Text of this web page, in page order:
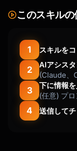
constructive
but its
Tell me:
right now?
このスキル
1 スキルを
2
AIアシス
(Claude、
3
下に情報
(任意) プ
4 送信して